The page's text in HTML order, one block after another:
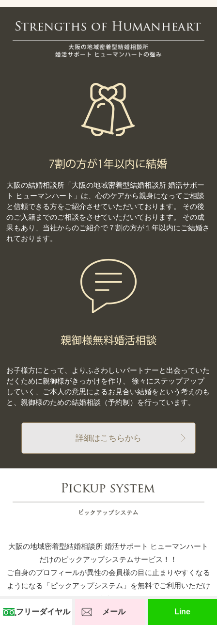
大阪の結婚相談所「大阪の地域密着型結婚相談所 婚活サポー
ト ヒューマンハート」は、心のケアから親身になってご相談
と信頼できる方をご紹介させていただいております。 その後
のご入籍までのご相談をさせていただいております。 その成
果もあり、当社からのご紹介で７割の方が１年以内にご結婚さ
れております。
お子様方にとって、よりふさわしいパートナーと出会っていた
だくために親御様がきっかけを作り、 徐々にステップアップ
していく、ご本人の意思によるお見合い結婚をという考えのも
と、親御様のための結婚相談（予約制）を行っています。
詳細はこちらから
大阪の地域密着型結婚相談所 婚活サポート ヒューマンハート
だけのピックアップシステムサービス！！
ご自身のプロフィールが異性の会員様の目に止まりやすくなる
ようになる「ピックアップシステム」を無料でご利用いただけ
ます。
交際するまでの間、大阪の地域密着型結婚相談所 婚活サポー
フリーダイヤル メール Line